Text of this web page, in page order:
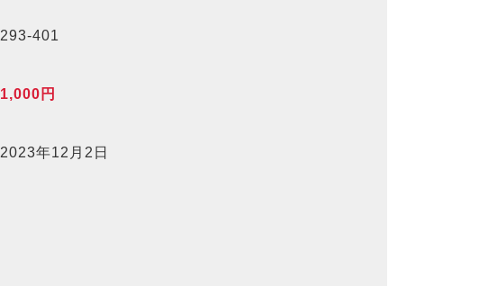
293-401
1,000円
2023年12月2日